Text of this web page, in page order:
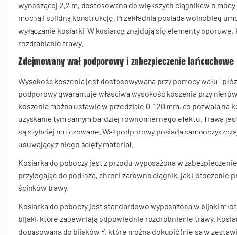
wynoszącej 2,2 m, dostosowana do większych ciągników o mocy
mocną i solidną konstrukcję. Przekładnia posiada wolnobieg
wyłączanie kosiarki. W kosiarcę znajdują się elementy oporowe,
rozdrabianie trawy.
Zdejmowany wał podporowy i zabezpieczenie łańcuchowe
Wysokość koszenia jest dostosowywana przy pomocy wału i
podporowy gwarantuje właściwą wysokość koszenia przy
koszenia można ustawić w przedziale 0–120 mm, co pozwala na
uzyskanie tym samym bardziej równomiernego efektu. Trawa
są szybciej mulczowane. Wał podporowy posiada
usuwający z niego ścięty materiał.
Kosiarka do poboczy jest z przodu wyposażona w
przylegając do podłoża, chroni zarówno ciągnik, jak i otoczenie
ścinków trawy.
Kosiarka do poboczy jest standardowo wyposażona w bijaki
bijaki, które zapewniają odpowiednie rozdrobnienie trawy.
dopasowana do bijaków Y, które można dokupić (nie są w